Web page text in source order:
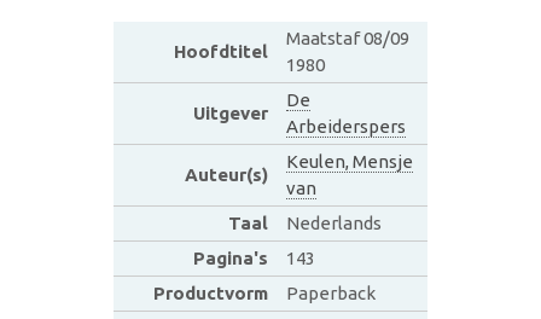
Hoofdtitel
Maatstaf 08/09
1980
Uitgever
De
Arbeiderspers
Auteur(s)
Keulen, Mensje
van
Taal
Nederlands
Pagina's
143
Productvorm
Paperback